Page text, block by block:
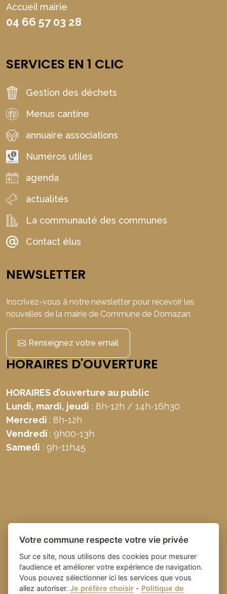
Accueil mairie
04 66 57 03 28
SERVICES EN 1 CLIC
Gestion des déchets
Menus cantine
annuaire associations
Numéros utiles
agenda
actualités
La communauté des communes
Contact élus
NEWSLETTER
Inscrivez-vous à notre newsletter pour recevoir les
nouvelles de la mairie de Commune de Domazan
Renseignez votre email
HORAIRES D'OUVERTURE
HORAIRES d’ouverture au public
Lundi, mardi, jeudi : 8h-12h / 14h-16h30
Mercredi : 8h-12h
Vendredi : 9h00-13h
Samedi : 9h-11h45
Place du village la solution web - Commune de
Votre commune respecte votre vie privée
Sur ce site, nous utilisons des cookies pour mesurer
l’audience et améliorer votre expérience de navigation.
Vous pouvez sélectionner ici les services que vous
allez autoriser.Je préfère choisir - Politique de